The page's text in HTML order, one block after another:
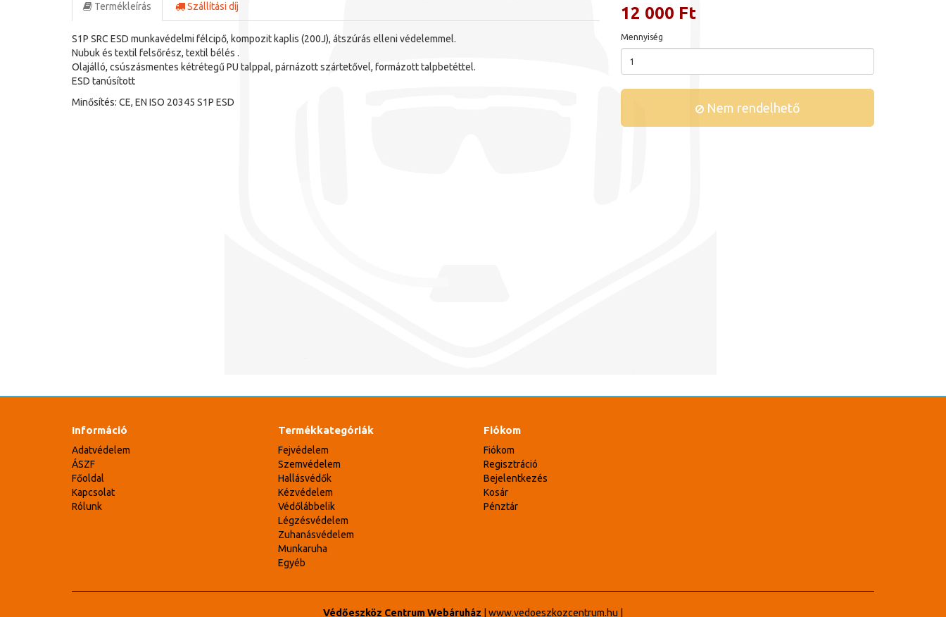
Termékleírás Szállítási díj
S1P SRC ESD munkavédelmi félcipő, kompozit kaplis (200J), átszúrás elleni védelemmel.
Nubuk és textil felsőrész, textil bélés .
Olajálló, csúszásmentes kétrétegű PU talppal, párnázott szártetővel, formázott talpbetéttel.
ESD tanúsított
Minősítés: CE, EN ISO 20345 S1P ESD
12 000 Ft
Mennyiség
Nem rendelhető
Információ
Adatvédelem
ÁSZF
Főoldal
Kapcsolat
Rólunk
Termékkategóriák
Fejvédelem
Szemvédelem
Hallásvédők
Kézvédelem
Védőlábbelik
Légzésvédelem
Zuhanásvédelem
Munkaruha
Egyéb
Fiókom
Fiókom
Regisztráció
Bejelentkezés
Kosár
Pénztár
Védőeszköz Centrum Webáruház www.vedoeszkozcentrum.hu